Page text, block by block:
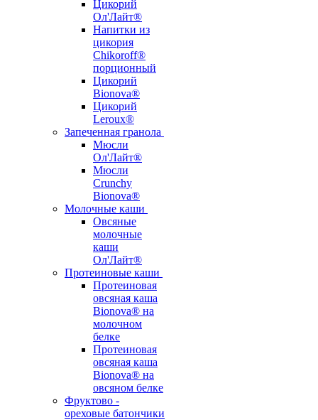
Цикорий
Ол'Лайт®
Напитки из
цикория
Chikoroff®
порционный
Цикорий
Bionova®
Цикорий
Leroux®
Запеченная гранола
Мюсли
Ол'Лайт®
Мюсли
Crunchy
Bionova®
Молочные каши
Овсяные
молочные
каши
Ол'Лайт®
Протеиновые каши
Протеиновая
овсяная каша
Bionova® на
молочном
белке
Протеиновая
овсяная каша
Bionova® на
овсяном белке
Фруктово -
ореховые батончики